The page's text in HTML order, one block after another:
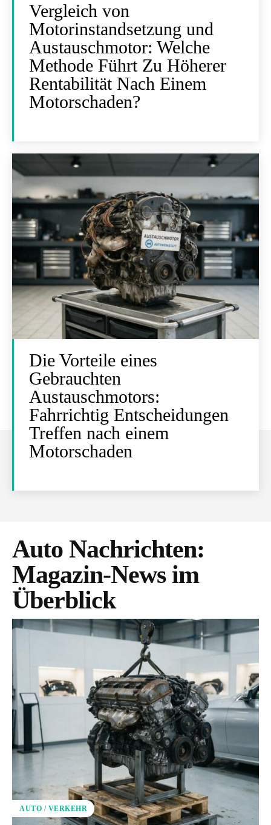
Vergleich von
Motorinstandsetzung und
Austauschmotor: Welche
Methode Führt Zu Höherer
Rentabilität Nach Einem
Motorschaden?
Die Vorteile eines
Gebrauchten
Austauschmotors:
Fahrrichtig Entscheidungen
Treffen nach einem
Motorschaden
Auto Nachrichten:
Magazin-News im
Überblick
AUTO / VERKEHR